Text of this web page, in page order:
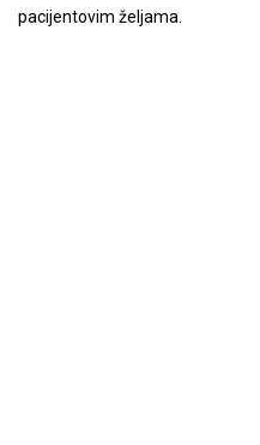
pacijentovim željama.